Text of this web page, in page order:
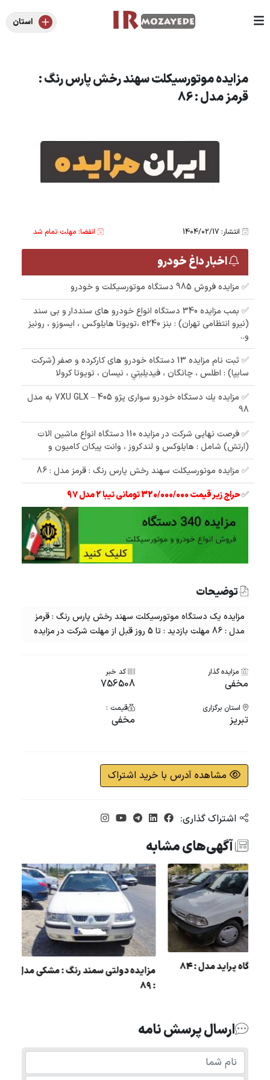
استان
مزایده موتورسیکلت سهند رخش پارس رنگ :
قرمز مدل : 86
انتشار: 1404/02/17 انقضا: مهلت تمام شد
اخبار داغ خودرو
✅ مزایده فروش 985 دستگاه موتورسیکلت و خودرو
✅ بمب مزایده 340 دستگاه انواع خودرو های سنددار و بی سند
(نیرو انتظامی تهران) : بنز e240 ،تویوتا هایلوکس ، ایسوزو ، رونیز
و..
✅ ثبت نام مزایده 13 دستگاه خودرو های کارکرده و صفر (شرکت
سایپا) : اطلس ، چانگان ، فيديليتي ، نیسان ، تویوتا کرولا
✅ مزایده یك دستگاه خودرو سواری پژو 405 – 7XU GLX به مدل
98
✅ فرصت نهایی شرکت در مزایده 110 دستگاه انواع ماشین الات
(ارتش) شامل : هایلوکس و لندکروز ، وانت پیکان کامیون و
✅ مزایده موتورسیکلت سهند رخش پارس رنگ : قرمز مدل : 86
✅حراج زیر قیمت 320/000/000 تومانی تیبا 2 مدل 97
توضیحات
مزایده یک دستگاه موتورسیکلت سهند رخش پارس رنگ : قرمز
مدل : 86 مهلت بازدید : تا 5 روز قبل از مهلت شرکت در مزایده
مزایده گذار
مخفی
کد خبر
756508
استان برگزاری
تبریز
قیمت :
مخفی
مشاهده آدرس با خرید اشتراک
اشتراک گذاری:
آگهی‌های مشابه
مزایده دولتی سمند رنگ :
مزایده یک دستگاه پراید مدل : 84
ارسال پرسش نامه